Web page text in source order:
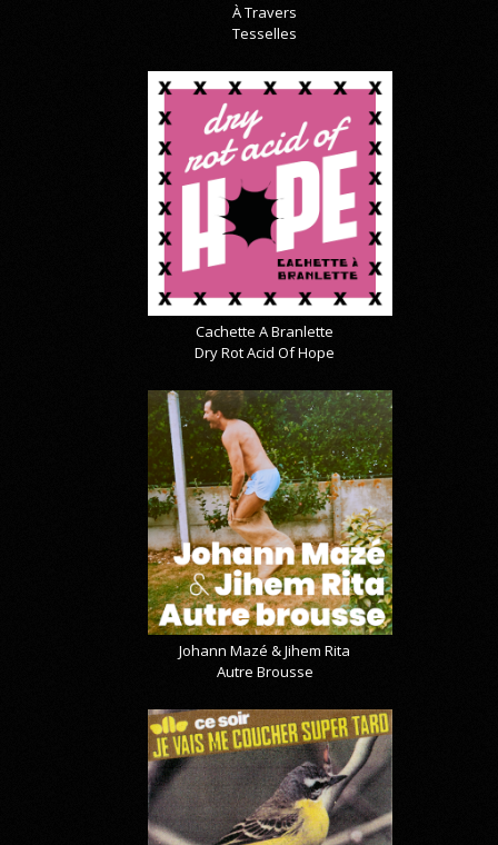
À Travers
Tesselles
Cachette A Branlette
Dry Rot Acid Of Hope
Johann Mazé & Jihem Rita
Autre Brousse